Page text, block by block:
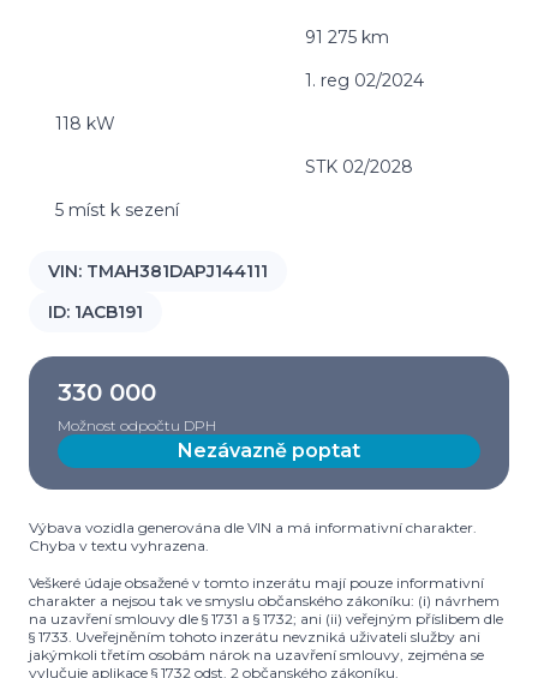
91 275 km
1. reg 02/2024
118 kW
STK 02/2028
5 míst k sezení
VIN: TMAH381DAPJ144111
ID: 1ACB191
330 000
Možnost odpočtu DPH
Nezávazně poptat
Výbava vozidla generována dle VIN a má informativní charakter.
Chyba v textu vyhrazena.
Veškeré údaje obsažené v tomto inzerátu mají pouze informativní
charakter a nejsou tak ve smyslu občanského zákoníku: (i) návrhem
na uzavření smlouvy dle § 1731 a § 1732; ani (ii) veřejným příslibem dle
§ 1733. Uveřejněním tohoto inzerátu nevzniká uživateli služby ani
jakýmkoli třetím osobám nárok na uzavření smlouvy, zejména se
vylučuje aplikace § 1732 odst. 2 občanského zákoníku.